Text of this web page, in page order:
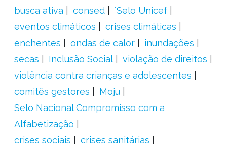
busca ativa
consed
´Selo Unicef
eventos climáticos
crises climáticas
enchentes
ondas de calor
inundações
secas
Inclusão Social
violação de direitos
violência contra crianças e adolescentes
comitês gestores
Moju
Selo Nacional Compromisso com a
Alfabetização
crises sociais
crises sanitárias